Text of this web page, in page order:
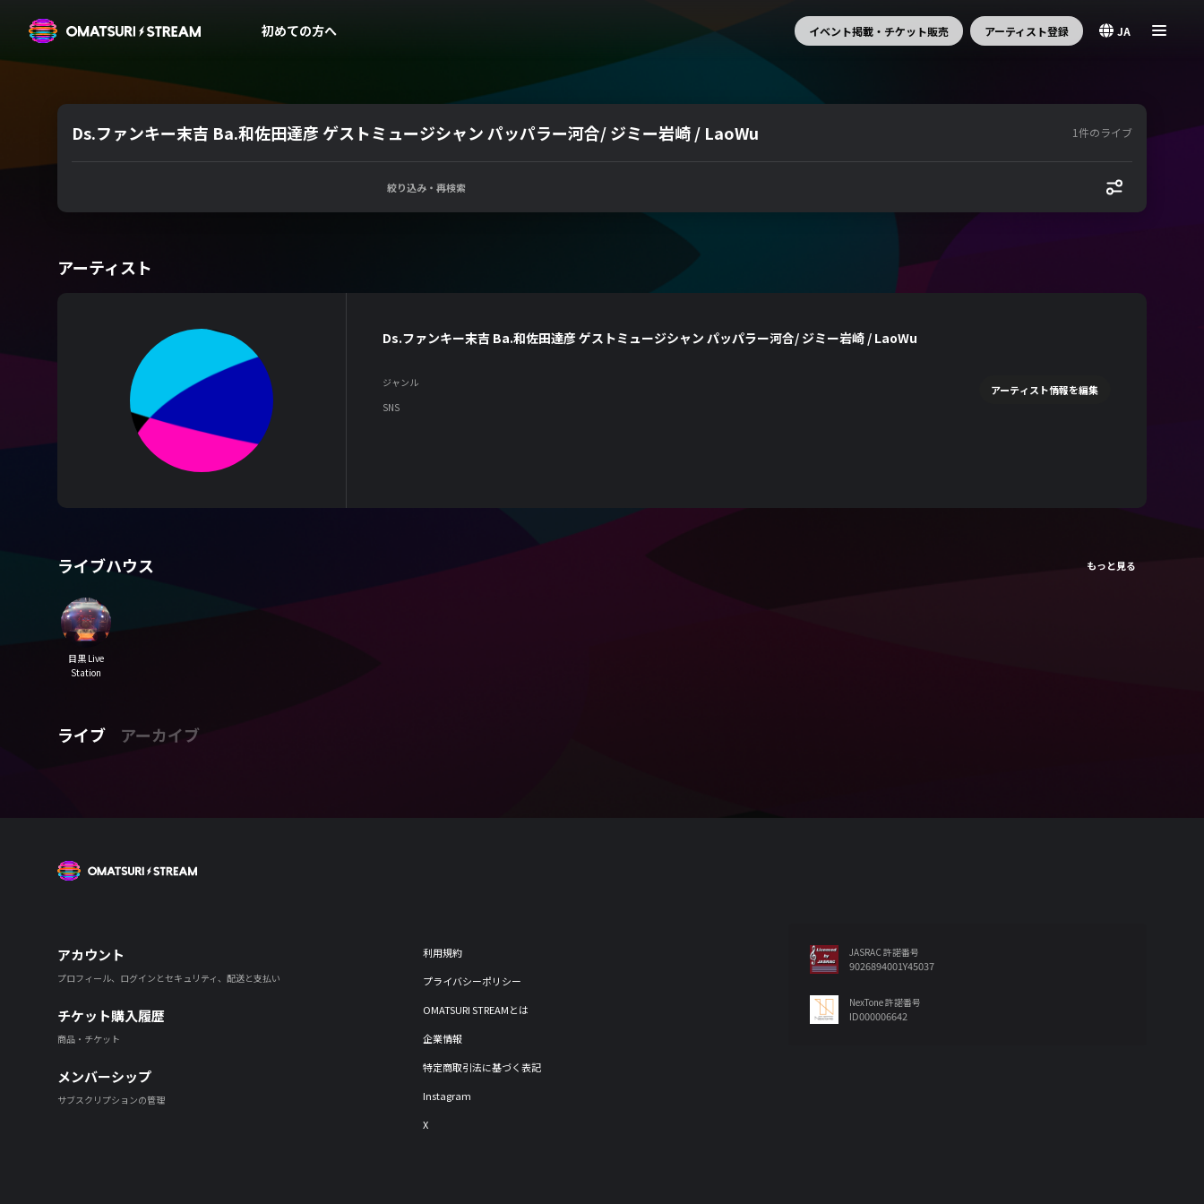
OMATSURI STREAM初めての方へ イベント掲載・チケット販売 アーティスト登録 JA
Ds.ファンキー末吉 Ba.和佐田達彦 ゲストミュージシャン パッパラー河合/ ジミー岩崎 / LaoWu 1件のライブ
絞り込み・再検索
アーティスト
Ds.ファンキー末吉 Ba.和佐田達彦 ゲストミュージシャン パッパラー河合/ ジミー岩崎 / LaoWu
ジャンル
SNS
アーティスト情報を編集
ライブハウス
目黒 Live
Station
ライブ アーカイブ
アカウント
プロフィール、ログインとセキュリティ、配送と支払い
チケット購入履歴
商品・チケット
メンバーシップ
サブスクリプションの管理
利用規約
プライバシーポリシー
OMATSURI STREAMとは
企業情報
特定商取引法に基づく表記
Instagram
X
JASRAC 許諾番号
9026894001Y45037
NexTone 許諾番号
ID000006642